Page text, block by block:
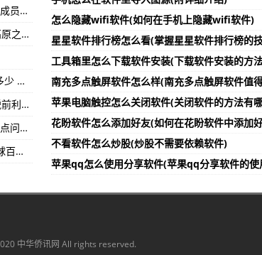
功能）
际进口博览会韩国推介会成功举办-全球观热点:
每股多少钱 流通股为4.77亿
涉及概念有哪些 流通股为9.14亿
怎么隐藏wifi软件(如何在手机上隐藏wifi软件)
星星软件排行榜怎么看(掌握星星软件排行榜的
工具箱里怎么下载软件安装(下载软件安装的方
南充多点触屏软件怎么样(南充多点触屏软件值
苹果电脑触控怎么关闭软件(关闭软件的方法有
花盼软件怎么添加好友(如何在花盼软件中添加
不看软件怎么炒股(炒股不需要依赖软件)
苹果qq怎么使用分享软件(苹果qq分享软件的使
（成都大运纪事）首批成都大运会境外代表团成员抵蓉—全球快资讯
成功走过22载的环湖赛 ：“绿色”运动中邂逅高原之城—每日观点
广东裕同科技（002831）上市公司流通股是多少 流通股为5.20亿
（2023年07月17日）美威（Mowi）二季度税前利润约3亿欧元-今日热搜:
（成都大运纪事）官方答疑成都大运会门票热点问题 可有1次更改观赛人信息的机会—世界热讯
大运来了·从运动员到教练 坚持方能梦圆—环球百事通!
中华侨讯网 All rights reserved.